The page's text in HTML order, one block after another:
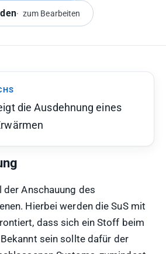
zum Bearbeiten
die Ausdehnung eines
der Anschauung des
Hierbei werden die SuS mit
dass sich ein Stoff beim
sein sollte dafür der